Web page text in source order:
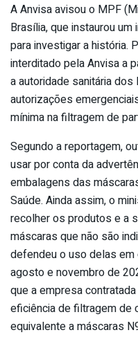
A Anvisa avisou o MPF
Brasília, que instaurou
para investigar a história.
interditado pela Anvisa a
a autoridade sanitária
autorizações
mínima na filtragem de
Segundo a reportagem,
usar por conta da
embalagens das
Saúde. Ainda assim, o
recolher os produtos e a
máscaras que não são
defendeu o uso delas
agosto e novembro de
que a empresa
eficiência de filtragem de
equivalente a máscaras